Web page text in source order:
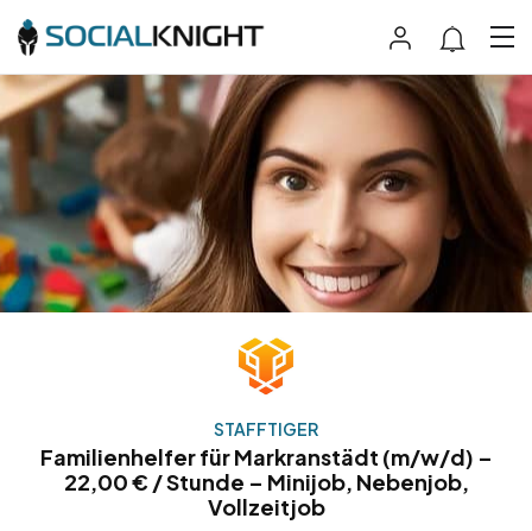
STAFFTIGER
Familienhelfer für Markranstädt (m/w/d) –
22,00 € / Stunde – Minijob, Nebenjob,
Vollzeitjob